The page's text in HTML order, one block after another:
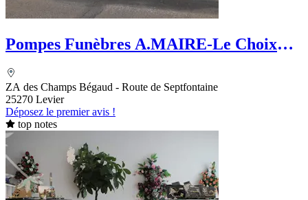
Pompes Funèbres A.MAIRE-Le Choix
ZA des Champs Bégaud - Route de Septfontaine
25270 Levier
Déposez le premier avis !
top notes